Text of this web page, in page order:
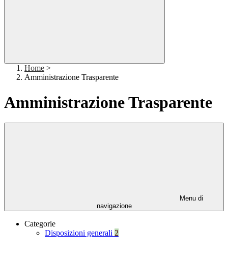
Home >
Amministrazione Trasparente
Amministrazione Trasparente
Menu di
navigazione
Categorie
Disposizioni generali 2